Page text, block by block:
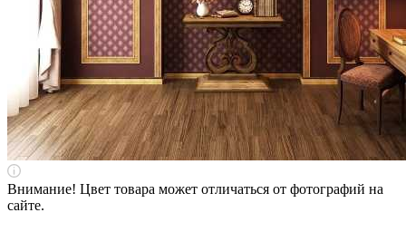
Внимание! Цвет товара может отличаться от фотографий на
сайте.